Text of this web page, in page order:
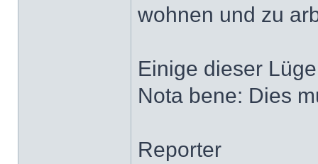
wohnen und zu
Einige dieser
Nota bene: Dies
Reporter